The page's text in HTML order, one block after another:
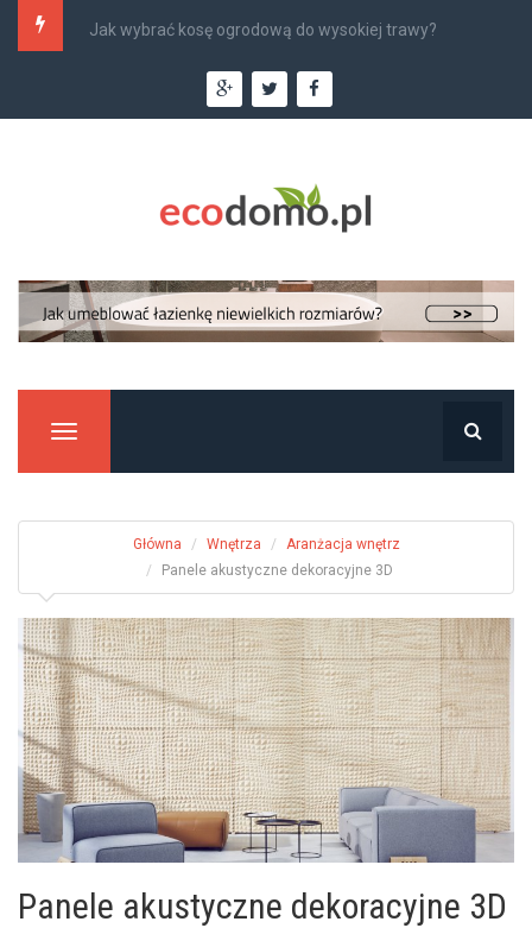
Najlepsi monterzy klimatyzacji w Krakowie –...
Manu
Główna Wnętrza
Aranżacja wnętrz
Panele akustyczne dekoracyjne 3D
Panele akustyczne dekoracyjne 3D